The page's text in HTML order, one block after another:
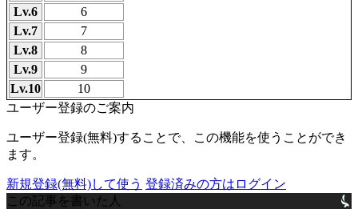
Lv.6
6
Lv.7
7
Lv.8
8
Lv.9
9
Lv.10
10
ユーザー登録のご案内
ユーザー登録(無料)することで、この機能を使うことができ
ます。
新規登録(無料)して使う 登録済みの方はログイン
この記事を書いた人